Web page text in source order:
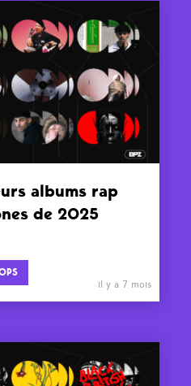
albums rap
de 2025
il y a 7 mois